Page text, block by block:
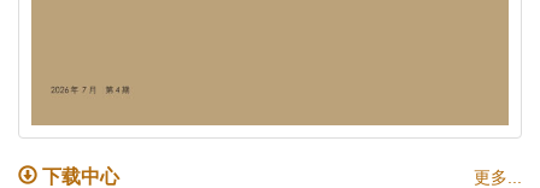
下载中心 更多...